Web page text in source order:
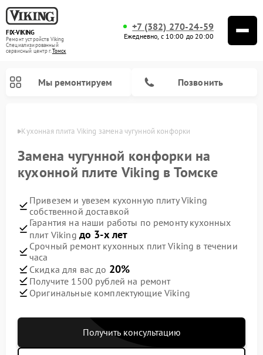
FIX-VIKING
Ремонт устройств Viking
Специализированный
cервисный центр г.Томск
+7 (382) 270-24-59
Ежедневно, с 10:00 до 20:00
Мы ремонтируем Позвонить
Кухонная плита Viking замена чугунной конфорки
Замена чугунной конфорки на
кухонной плите Viking в Томске
Привезем и увезем кухонную плиту Viking
собственной доставкой
Гарантия на наши работы по ремонту кухонных
плит Viking до 3-х лет
Срочный ремонт кухонных плит Viking в течении
часа
Скидка для вас до 20%
Получите 1500 рублей на ремонт
Оригинальные комплектующие Viking
Получить консультацию